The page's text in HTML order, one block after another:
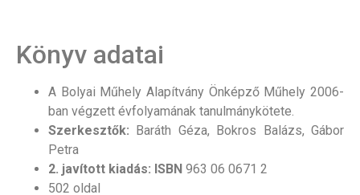
Könyv adatai
A Bolyai Műhely Alapítvány Önképző Műhely 2006-
ban végzett évfolyamának tanulmánykötete.
Szerkesztők: Baráth Géza, Bokros Balázs, Gábor
Petra
2. javított kiadás: ISBN 963 06 0671 2
502 oldal